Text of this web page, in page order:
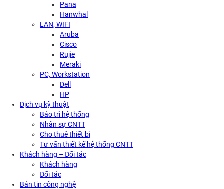
Pana
Hanwhal
LAN, WIFI
Aruba
Cisco
Rujie
Meraki
PC, Workstation
Dell
HP
Dịch vụ kỹ thuật
Bảo trì hệ thống
Nhân sự CNTT
Cho thuê thiết bị
Tư vấn thiết kế hệ thống CNTT
Khách hàng – Đối tác
Khách hàng
Đối tác
Bản tin công nghệ